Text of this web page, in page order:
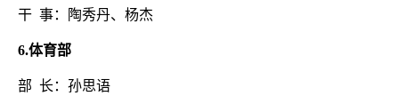
干 事：陶秀丹、杨杰
6.体育部
部 长：孙思语